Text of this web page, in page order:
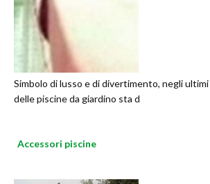
Simbolo di lusso e di divertimento, negli
delle piscine da giardino sta d
Accessori piscine